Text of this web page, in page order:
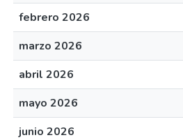
febrero 2026
marzo 2026
abril 2026
mayo 2026
junio 2026